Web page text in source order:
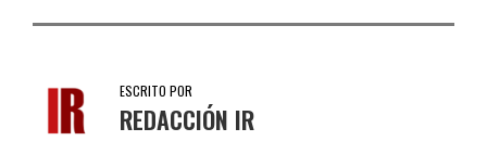
ESCRITO POR
REDACCIÓN IR